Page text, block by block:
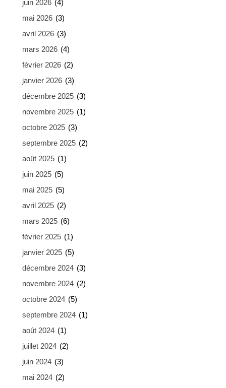
juin 2026 (4)
mai 2026 (3)
avril 2026 (3)
mars 2026 (4)
février 2026 (2)
janvier 2026 (3)
décembre 2025 (3)
novembre 2025 (1)
octobre 2025 (3)
septembre 2025 (2)
août 2025 (1)
juin 2025 (5)
mai 2025 (5)
avril 2025 (2)
mars 2025 (6)
février 2025 (1)
janvier 2025 (5)
décembre 2024 (3)
novembre 2024 (2)
octobre 2024 (5)
septembre 2024 (1)
août 2024 (1)
juillet 2024 (2)
juin 2024 (3)
mai 2024 (2)